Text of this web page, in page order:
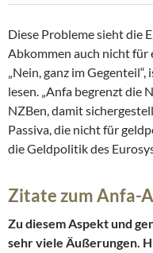
Diese Probleme sieht die
Abkommen auch nicht für
„Nein, ganz im
lesen. „Anfa begrenzt die
NZBen, damit
Passiva, die nicht für
die Geldpolitik des
Zitate zum Anfa-
Zu diesem Aspekt und
sehr viele Äußerungen.